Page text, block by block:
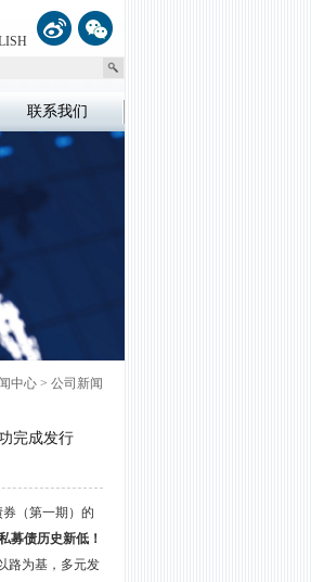
联系我们
中心 > 公司新闻
完成发行
（第一期）的
募债历史新低！
路为基，多元发